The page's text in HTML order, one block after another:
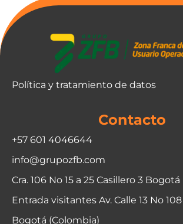
Política y tratamiento de datos
Contacto
+57 601 4046644
info@grupozfb.com
Cra. 106 No 15 a 25 Casillero 3
Entrada visitantes Av. Calle 13 No
Bogotá (Colombia)